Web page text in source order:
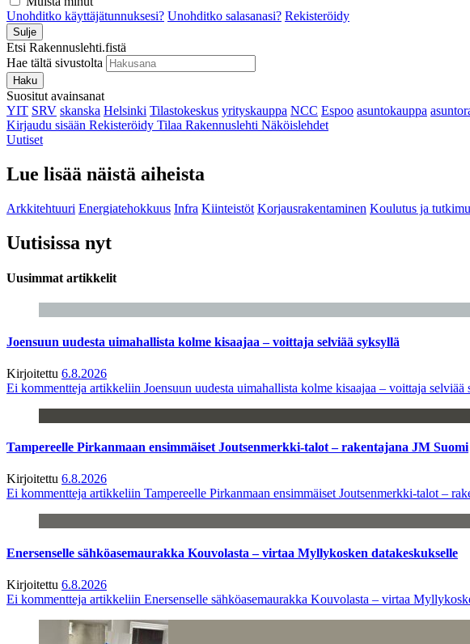
Unohditko käyttäjätunnuksesi? Unohditko salasanasi? Rekisteröidy
Sulje
Etsi Rakennuslehti.fistä
Hae tältä sivustolta
Haku
Suositut avainsanat
YIT SRV skanska Helsinki Tilastokeskus yrityskauppa NCC Espoo asuntokauppa
Kirjaudu sisään Rekisteröidy Tilaa Rakennuslehti Näköislehdet
Uutiset
Lue lisää näistä aiheista
Arkkitehtuuri Energiatehokkuus Infra Kiinteistöt Korjausrakentaminen Koulutus ja
Uutisissa nyt
Uusimmat artikkelit
Joensuun uudesta uimahallista kolme kisaajaa – voittaja selviää syksyllä
Kirjoitettu 6.8.2026
Ei kommentteja artikkeliin Joensuun uudesta uimahallista kolme kisaajaa – voittaja selviää
Tampereelle Pirkanmaan ensimmäiset Joutsenmerkki-talot – rakentajana JM Suomi
Kirjoitettu 6.8.2026
Ei kommentteja artikkeliin Tampereelle Pirkanmaan ensimmäiset Joutsenmerkki-talot –
Enersenselle sähköasemaurakka Kouvolasta – virtaa Myllykosken datakeskukselle
Kirjoitettu 6.8.2026
Ei kommentteja artikkeliin Enersenselle sähköasemaurakka Kouvolasta – virtaa